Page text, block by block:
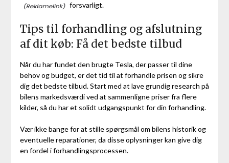
forsvarligt.
Tips til forhandling og afslutning
af dit køb: Få det bedste tilbud
Når du har fundet den brugte Tesla, der passer til dine
behov og budget, er det tid til at forhandle prisen og sikre
dig det bedste tilbud. Start med at lave grundig research på
bilens markedsværdi ved at sammenligne priser fra flere
kilder, så du har et solidt udgangspunkt for din forhandling.
Vær ikke bange for at stille spørgsmål om bilens historik og
eventuelle reparationer, da disse oplysninger kan give dig
en fordel i forhandlingsprocessen.